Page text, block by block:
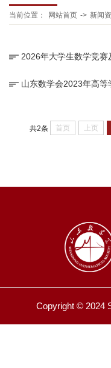
当前位置： 网站首页 -> 新闻
共2条 首页 上页
Copyright © 2024